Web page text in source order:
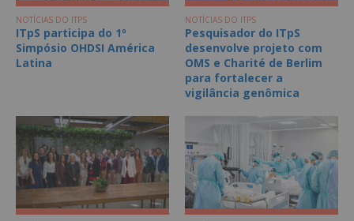
NOTÍCIAS DO ITPS
ITpS participa do 1º
Simpósio OHDSI América
Latina
NOTÍCIAS DO ITPS
Pesquisador do ITpS
desenvolve projeto com
OMS e Charité de Berlim
para fortalecer a
vigilância genômica